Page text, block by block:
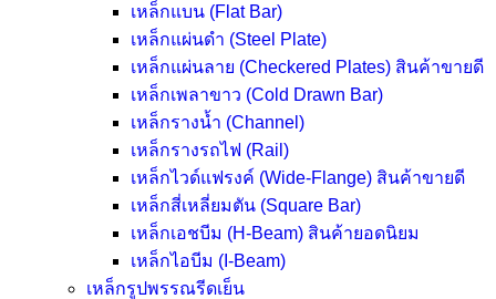
เหล็กแบน (Flat Bar)
เหล็กแผ่นดำ (Steel Plate)
เหล็กแผ่นลาย (Checkered Plates) สินค้าขายดี
เหล็กเพลาขาว (Cold Drawn Bar)
เหล็กรางน้ำ (Channel)
เหล็กรางรถไฟ (Rail)
เหล็กไวด์แฟรงค์ (Wide-Flange) สินค้าขายดี
เหล็กสี่เหลี่ยมตัน (Square Bar)
เหล็กเอชบีม (H-Beam) สินค้ายอดนิยม
เหล็กไอบีม (I-Beam)
เหล็กรูปพรรณรีดเย็น